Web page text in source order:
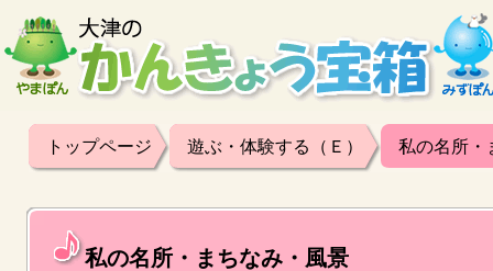
トップページ 遊ぶ・体験する（Ｅ） 私の名所・
私の名所・まちなみ・風景